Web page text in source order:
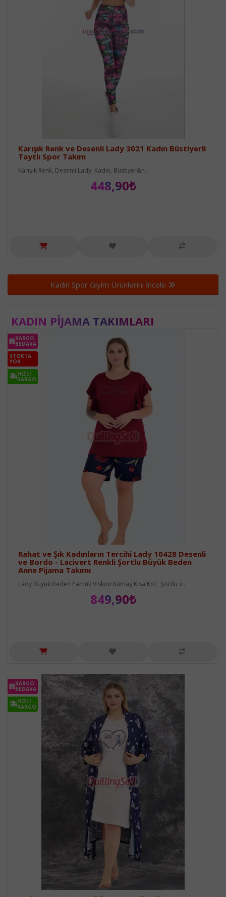
Karışık Renk ve Desenli Lady 3021 Kadın Büstiyerli
Taytlı Spor Takım
Karışık Renk, Desenli Lady, Kadın, Büstiyer&n..
448,90₺
Kadın Spor Giyim Ürünlerini İncele
KADIN PIJAMA TAKIMLARI
KARGO
BEDAVA
STOKTA
YOK
HIZLI
KARGO
Rahat ve Şık Kadınların Tercihi Lady 10428 Desenli
ve Bordo - Lacivert Renkli Şortlu Büyük Beden
Anne Pijama Takımı
Lady Büyük Beden Pamuk Viskon Kumaş Kısa Kol, Şortlu v..
849,90₺
KARGO
BEDAVA
HIZLI
KARGO